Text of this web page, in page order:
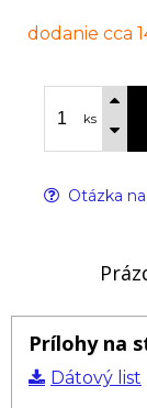
dodanie cca
ks
Otázka
Prílohy na
Dátový list